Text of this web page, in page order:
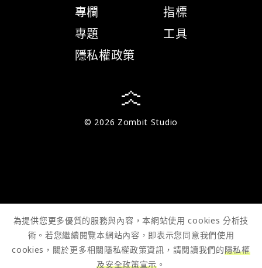
專欄
專題
隱私權政策
指標
工具
© 2026 Zombit Studio
為提供您更多優質的服務與內容，本網站使用 cookies 分析技
術。若您繼續閱覽本網站內容，即表示您同意我們使用
cookies，關於更多相關隱私權政策資訊，請閱讀我們的隱私權
及安全政策宣示 。